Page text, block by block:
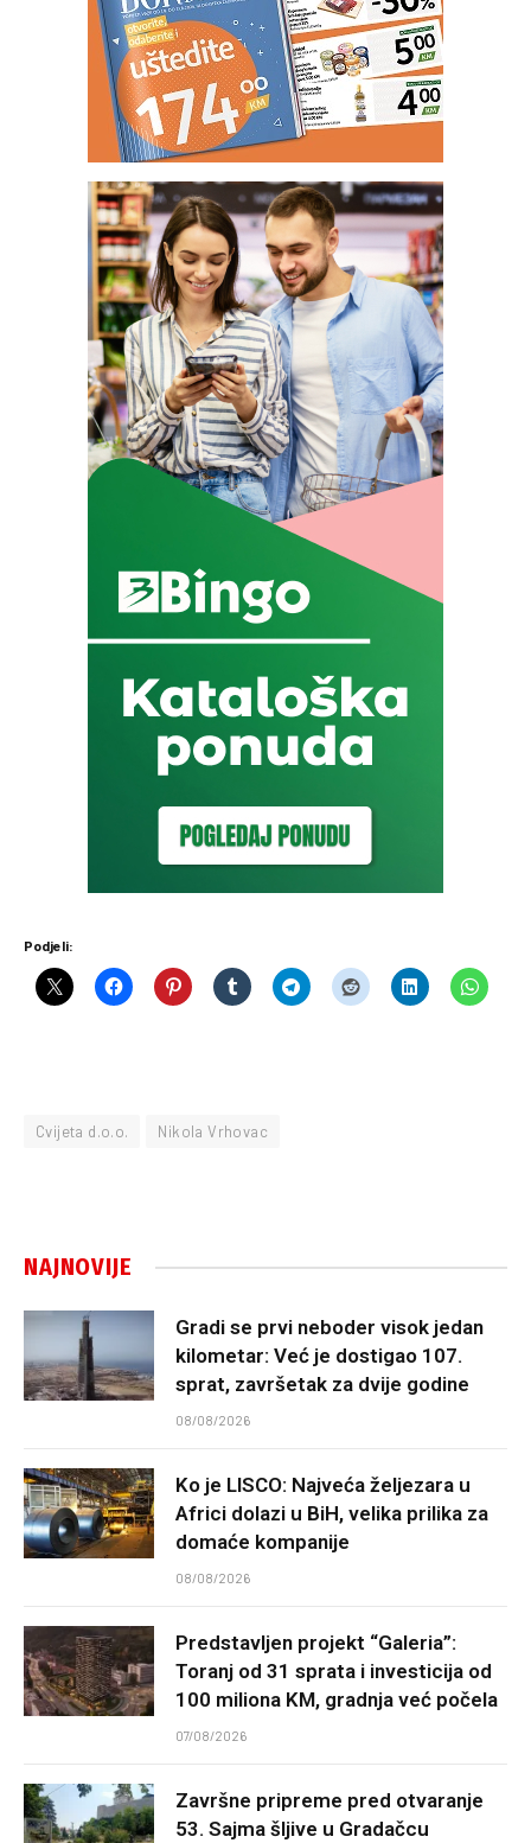
Podjeli:
Cvijeta d.o.o. Nikola Vrhovac
NAJNOVIJE
Gradi se prvi neboder visok jedan
kilometar: Već je dostigao 107.
sprat, završetak za dvije godine
08/08/2026
Ko je LISCO: Najveća željezara u
Africi dolazi u BiH, velika prilika za
domaće kompanije
08/08/2026
Predstavljen projekt “Galeria”:
Toranj od 31 sprata i investicija od
100 miliona KM, gradnja već počela
07/08/2026
Završne pripreme pred otvaranje
53. Sajma šljive u Gradačcu